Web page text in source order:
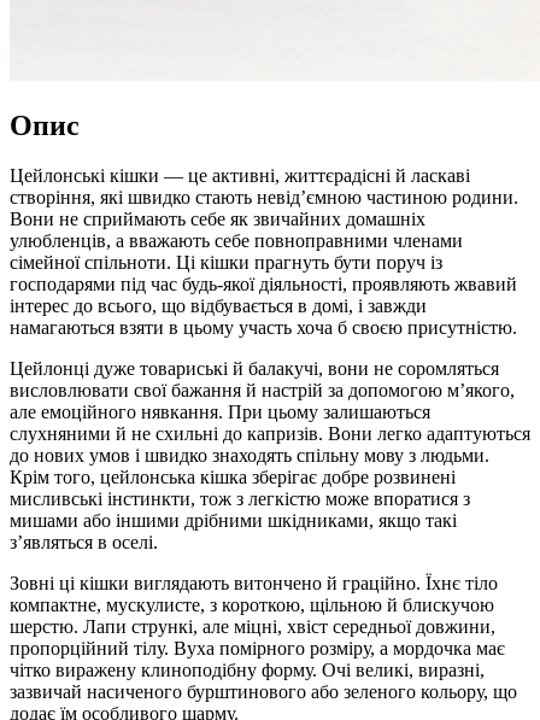
Опис
Цейлонські кішки — це активні, життєрадісні й ласкаві
створіння, які швидко стають невід’ємною частиною родини.
Вони не сприймають себе як звичайних домашніх
улюбленців, а вважають себе повноправними членами
сімейної спільноти. Ці кішки прагнуть бути поруч із
господарями під час будь-якої діяльності, проявляють жвавий
інтерес до всього, що відбувається в домі, і завжди
намагаються взяти в цьому участь хоча б своєю присутністю.
Цейлонці дуже товариські й балакучі, вони не соромляться
висловлювати свої бажання й настрій за допомогою м’якого,
але емоційного нявкання. При цьому залишаються
слухняними й не схильні до капризів. Вони легко адаптуються
до нових умов і швидко знаходять спільну мову з людьми.
Крім того, цейлонська кішка зберігає добре розвинені
мисливські інстинкти, тож з легкістю може впоратися з
мишами або іншими дрібними шкідниками, якщо такі
з’являться в оселі.
Зовні ці кішки виглядають витончено й граційно. Їхнє тіло
компактне, мускулисте, з короткою, щільною й блискучою
шерстю. Лапи стрункі, але міцні, хвіст середньої довжини,
пропорційний тілу. Вуха помірного розміру, а мордочка має
чітко виражену клиноподібну форму. Очі великі, виразні,
зазвичай насиченого бурштинового або зеленого кольору, що
додає їм особливого шарму.